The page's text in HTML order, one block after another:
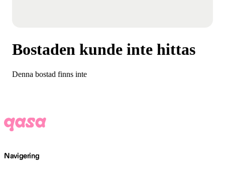
Bostaden kunde inte hittas
Denna bostad finns inte
Navigering